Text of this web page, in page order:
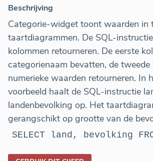
Beschrijving
Categorie-widget toont waarden in
taartdiagrammen. De SQL-
kolommen retourneren. De eerste
categorienaam bevatten, de
numerieke waarden retourneren. In
voorbeeld haalt de SQL-instructie
landenbevolking op. Het
gerangschikt op grootte van de
SELECT land, bevolking